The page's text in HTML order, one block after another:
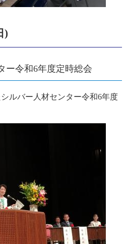
)
ー令和6年度定時総会
ルバー人材センター令和6年度